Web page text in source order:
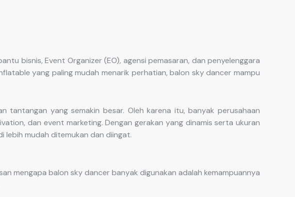
bisnis, Event Organizer (EO), agensi pemasaran, dan penyelenggara
yang paling mudah menarik perhatian, balon sky dancer mampu
tantangan yang semakin besar. Oleh karena itu, banyak perusahaan
dan event marketing. Dengan gerakan yang dinamis serta ukuran
lebih mudah ditemukan dan diingat.
mengapa balon sky dancer banyak digunakan adalah kemampuannya